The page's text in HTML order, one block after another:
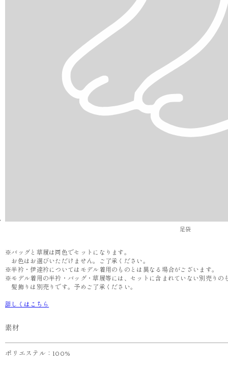
足袋
※バッグと草履は同色でセットになります。
お色はお選びいただけません。ご了承ください。
※半衿・伊達衿についてはモデル着用のものとは異なる場合がございます。
※モデル着用の半衿・バッグ・草履等には、セットに含まれていない別売りの
髪飾りは別売りです。予めご了承ください。
詳しくはこちら
素材
ポリエステル：100%